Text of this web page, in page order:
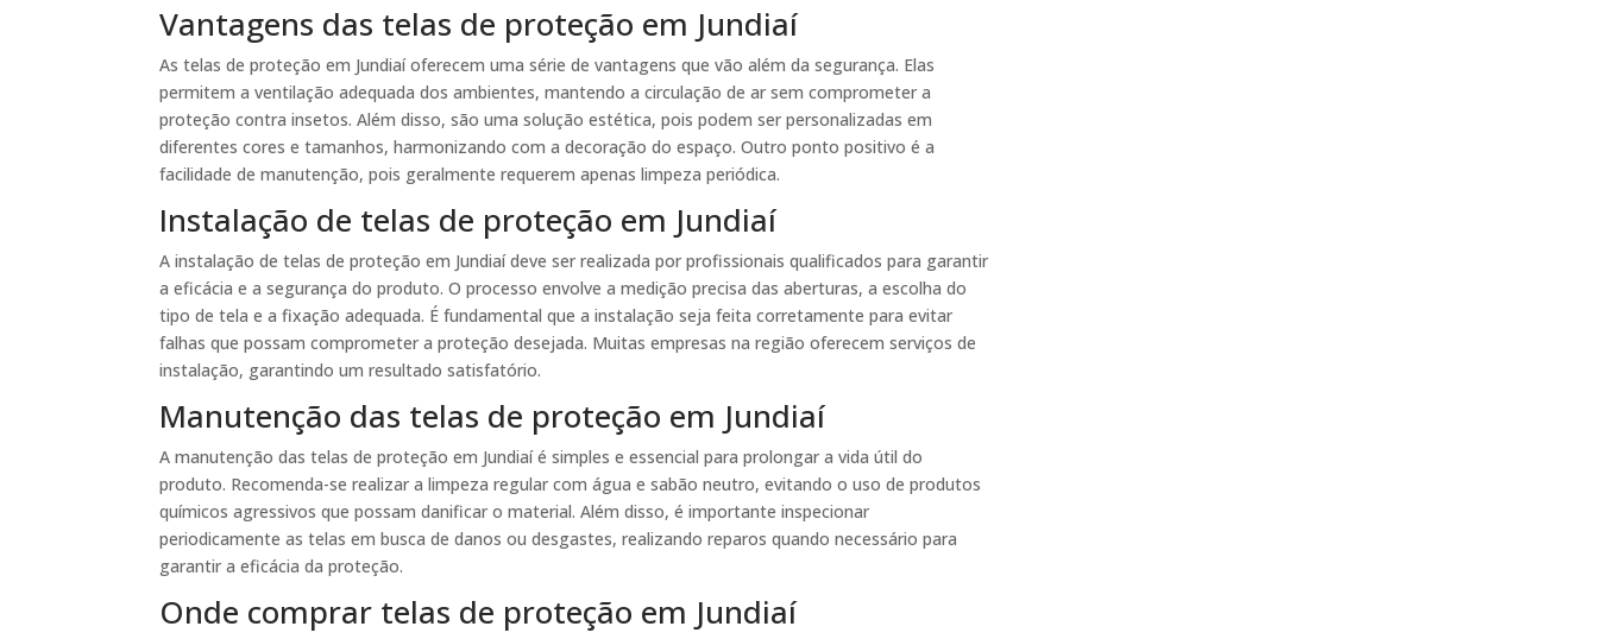
Vantagens das telas de proteção em Jundiaí
As telas de proteção em Jundiaí oferecem uma série de vantagens que vão além da segurança. Elas
permitem a ventilação adequada dos ambientes, mantendo a circulação de ar sem comprometer a
proteção contra insetos. Além disso, são uma solução estética, pois podem ser personalizadas em
diferentes cores e tamanhos, harmonizando com a decoração do espaço. Outro ponto positivo é a
facilidade de manutenção, pois geralmente requerem apenas limpeza periódica.
Instalação de telas de proteção em Jundiaí
A instalação de telas de proteção em Jundiaí deve ser realizada por profissionais qualificados para garantir
a eficácia e a segurança do produto. O processo envolve a medição precisa das aberturas, a escolha do
tipo de tela e a fixação adequada. É fundamental que a instalação seja feita corretamente para evitar
falhas que possam comprometer a proteção desejada. Muitas empresas na região oferecem serviços de
instalação, garantindo um resultado satisfatório.
Manutenção das telas de proteção em Jundiaí
A manutenção das telas de proteção em Jundiaí é simples e essencial para prolongar a vida útil do
produto. Recomenda-se realizar a limpeza regular com água e sabão neutro, evitando o uso de produtos
químicos agressivos que possam danificar o material. Além disso, é importante inspecionar
periodicamente as telas em busca de danos ou desgastes, realizando reparos quando necessário para
garantir a eficácia da proteção.
Onde comprar telas de proteção em Jundiaí